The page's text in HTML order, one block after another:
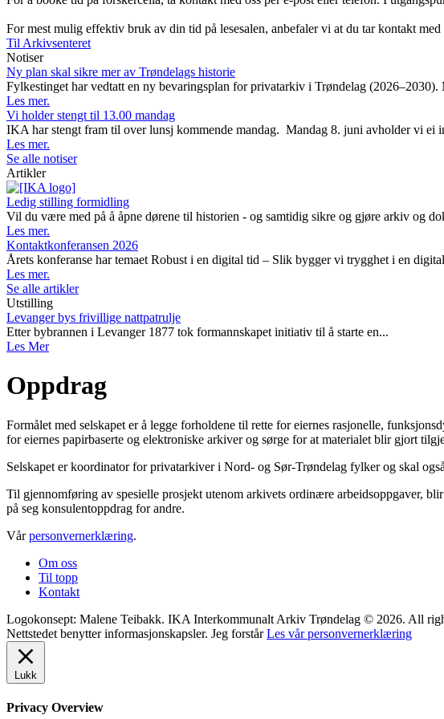
For mest mulig effektiv bruk av din tid på lesesalen, anbefaler vi at du tar kontakt
Til Arkivsenteret
Notiser
Ny plan skal sikre mer av Trøndelags historie
Fylkestinget har vedtatt en ny bevaringsplan for privatarkiv i Trøndelag
Les mer.
Vi holder stengt til 13.00 mandag
IKA har stengt fram til over lunsj kommende mandag. Mandag 8. juni avholder vi ei
Les mer.
Se alle notiser
Artikler
Ledig stilling formidling
Vil du være med på å åpne dørene til historien - og samtidig sikre og gjøre arkiv og
Les mer.
Kontaktkonferansen 2026
Årets konferanse har temaet Robust i en digital tid – Slik bygger vi trygghet i en
Les mer.
Se alle artikler
Utstilling
Levanger bys frivillige nattpatrulje
Etter bybrannen i Levanger 1877 tok formannskapet initiativ til å starte en...
Les Mer
Oppdrag
Formålet med selskapet er å legge forholdene til rette for eiernes rasjonelle,
for eiernes papirbaserte og elektroniske arkiver og sørge for at materialet blir gjort
Selskapet er koordinator for privatarkiver i Nord- og Sør-Trøndelag fylker og skal
Til gjennomføring av spesielle prosjekt utenom arkivets ordinære arbeidsoppgaver,
på seg konsulentoppdrag for andre.
Vårpersonvernerklæring.
Om oss
Til topp
Kontakt
Logokonsept: Malene Teibakk. IKA Interkommunalt Arkiv Trøndelag © 2026. All
Nettstedet benytter informasjonskapsler. Jeg forstår Les vår personvernerklæring
Lukk
Privacy Overview